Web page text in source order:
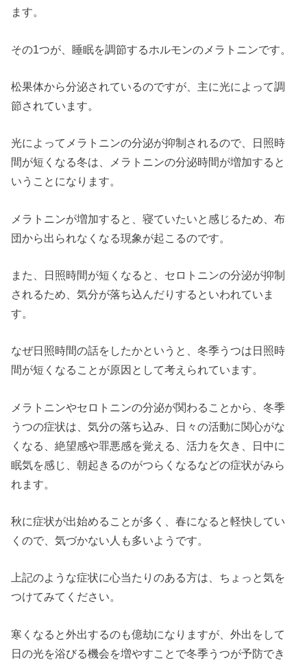
ます。
その1つが、睡眠を調節するホルモンのメラトニンです。
松果体から分泌されているのですが、主に光によって調
節されています。
光によってメラトニンの分泌が抑制されるので、日照時
間が短くなる冬は、メラトニンの分泌時間が増加すると
いうことになります。
メラトニンが増加すると、寝ていたいと感じるため、布
団から出られなくなる現象が起こるのです。
また、日照時間が短くなると、セロトニンの分泌が抑制
されるため、気分が落ち込んだりするといわれていま
す。
なぜ日照時間の話をしたかというと、冬季うつは日照時
間が短くなることが原因として考えられています。
メラトニンやセロトニンの分泌が関わることから、冬季
うつの症状は、気分の落ち込み、日々の活動に関心がな
くなる、絶望感や罪悪感を覚える、活力を欠き、日中に
眠気を感じ、朝起きるのがつらくなるなどの症状がみら
れます。
秋に症状が出始めることが多く、春になると軽快してい
くので、気づかない人も多いようです。
上記のような症状に心当たりのある方は、ちょっと気を
つけてみてください。
寒くなると外出するのも億劫になりますが、外出をして
日の光を浴びる機会を増やすことで冬季うつが予防でき